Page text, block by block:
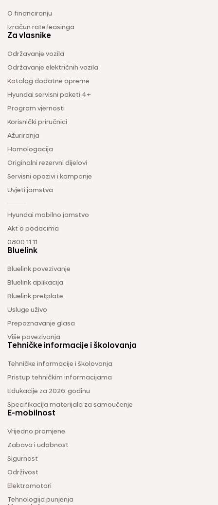
O financiranju
Izračun rate leasinga
Za vlasnike
Održavanje vozila
Održavanje električnih vozila
Katalog dodatne opreme
Hyundai servisni paketi 4+
Program vjernosti
Korisnički priručnici
Ažuriranja
Homologacija
Originalni rezervni dijelovi
Servisni opozivi i kampanje
Uvjeti jamstva
Hyundai mobilno jamstvo
Akt o podacima
0800 11 11
Bluelink
Bluelink povezivanje
Bluelink aplikacija
Bluelink pretplate
Usluge uživo
Prepoznavanje glasa
Više povezivanja
Tehničke informacije i školovanja
Tehničke informacije i školovanja
Pristup tehničkim informacijama
Edukacije za 2026. godinu
Specifikacija materijala za samoučenje
E-mobilnost
Vrijedno promjene
Zabava i udobnost
Sigurnost
Održivost
Elektromotori
Tehnologija punjenja